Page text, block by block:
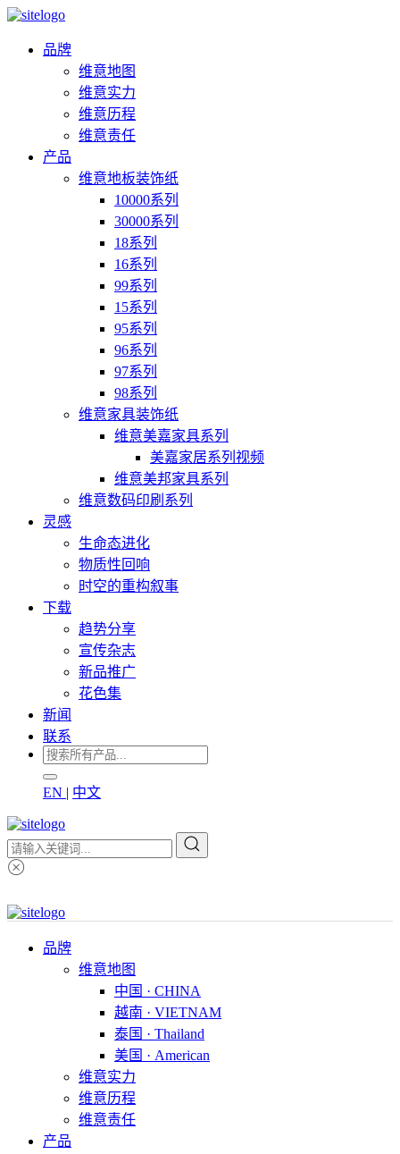
品牌
维意地图
维意实力
维意历程
维意责任
产品
维意地板装饰纸
10000系列
30000系列
18系列
16系列
99系列
15系列
95系列
96系列
97系列
98系列
维意家具装饰纸
维意美嘉家具系列
美嘉家居系列视频
维意美邦家具系列
维意数码印刷系列
灵感
生命态进化
物质性回响
时空的重构叙事
下载
趋势分享
宣传杂志
新品推广
花色集
新闻
联系
EN | 中文
品牌
维意地图
中国 · CHINA
越南 · VIETNAM
泰国 · Thailand
美国 · American
维意实力
维意历程
维意责任
产品